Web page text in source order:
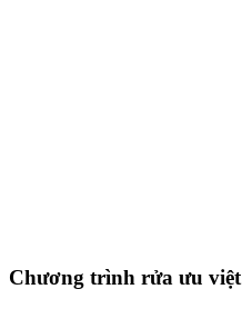
Chương trình rửa ưu việt